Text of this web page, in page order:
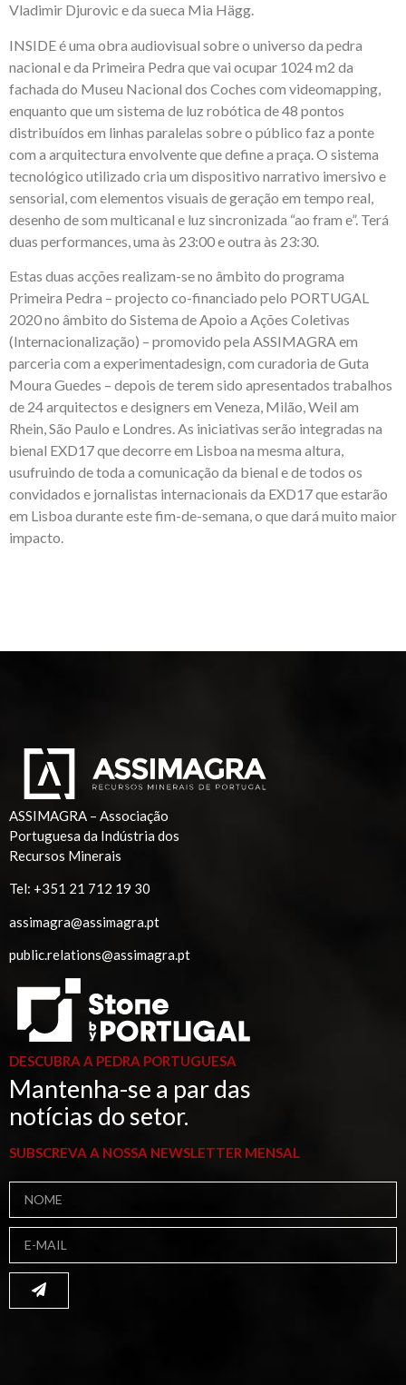
Vladimir Djurovic e da sueca Mia Hägg.
INSIDE é uma obra audiovisual sobre o universo da pedra
nacional e da Primeira Pedra que vai ocupar 1024 m2 da
fachada do Museu Nacional dos Coches com videomapping,
enquanto que um sistema de luz robótica de 48 pontos
distribuídos em linhas paralelas sobre o público faz a ponte
com a arquitectura envolvente que define a praça. O sistema
tecnológico utilizado cria um dispositivo narrativo imersivo e
sensorial, com elementos visuais de geração em tempo real,
desenho de som multicanal e luz sincronizada “ao fram e”. Terá
duas performances, uma às 23:00 e outra às 23:30.
Estas duas acções realizam-se no âmbito do programa
Primeira Pedra – projecto co-financiado pelo PORTUGAL
2020 no âmbito do Sistema de Apoio a Ações Coletivas
(Internacionalização) – promovido pela ASSIMAGRA em
parceria com a experimentadesign, com curadoria de Guta
Moura Guedes – depois de terem sido apresentados trabalhos
de 24 arquitectos e designers em Veneza, Milão, Weil am
Rhein, São Paulo e Londres. As iniciativas serão integradas na
bienal EXD17 que decorre em Lisboa na mesma altura,
usufruindo de toda a comunicação da bienal e de todos os
convidados e jornalistas internacionais da EXD17 que estarão
em Lisboa durante este fim-de-semana, o que dará muito maior
impacto.
ASSIMAGRA – Associação
Portuguesa da Indústria dos
Recursos Minerais
Tel: +351 21 712 19 30
assimagra@assimagra.pt
public.relations@assimagra.pt
DESCUBRA A PEDRA PORTUGUESA
Mantenha-se a par das
notícias do setor.
SUBSCREVA A NOSSA NEWSLETTER MENSAL